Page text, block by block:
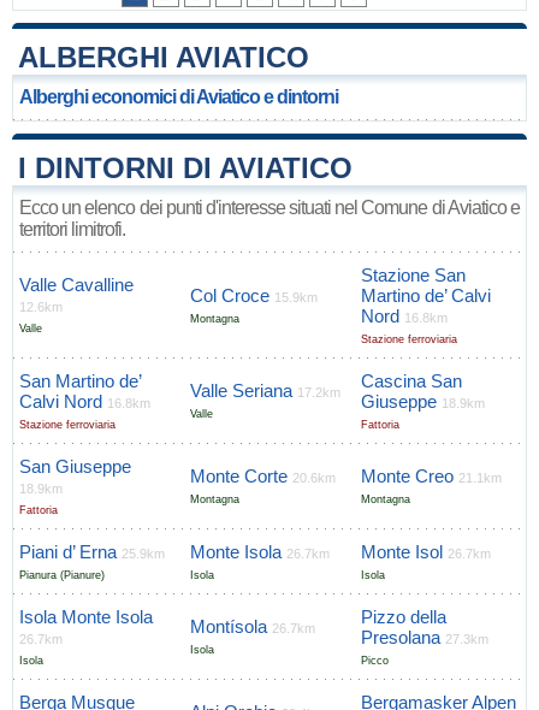
ALBERGHI AVIATICO
Alberghi economici di Aviatico e dintorni
I DINTORNI DI AVIATICO
Ecco un elenco dei punti d'interesse situati nel Comune di Aviatico e
territori limitrofi.
Valle Cavalline
12.6km
Valle
Col Croce 15.9km
Montagna
Stazione San
Martino de’ Calvi
Nord 16.8km
Stazione ferroviaria
San Martino de’
Calvi Nord 16.8km
Stazione ferroviaria
Valle Seriana 17.2km
Valle
Cascina San
Giuseppe 18.9km
Fattoria
San Giuseppe
18.9km
Fattoria
Monte Corte 20.6km
Montagna
Monte Creo 21.1km
Montagna
Piani d’ Erna 25.9km
Pianura (Pianure)
Monte Isola 26.7km
Isola
Monte Isol 26.7km
Isola
Isola Monte Isola
26.7km
Isola
Montísola 26.7km
Isola
Pizzo della
Presolana 27.3km
Picco
Berga Musque Bergamasker Alpen